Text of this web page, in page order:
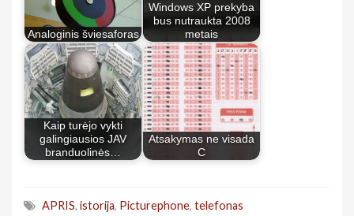
Analoginis šviesaforas
Windows XP prekyba
bus nutraukta 2008
metais
Kaip turėjo vykti
galingiausios JAV
branduolinės…
Atsakymas ne visada
C
APRIS, istorija, Picturephone, telefonas